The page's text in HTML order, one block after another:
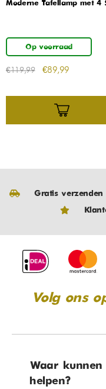
Moderne Tafellamp met 4
Op voorraad
€119,99 €89,99
Gratis
Volg ons
Waar kunnen
helpen?